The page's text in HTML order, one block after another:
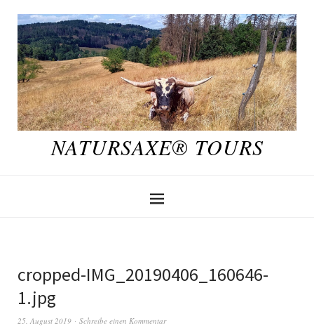
NATURSAXE® TOURS
cropped-IMG_20190406_160646-
1.jpg
25. August 2019 Schreibe einen Kommentar